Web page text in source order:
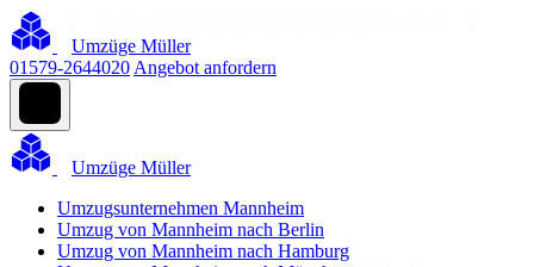
Umzüge Müller
01579-2644020 Angebot anfordern
Umzüge Müller
Umzugsunternehmen Mannheim
Umzug von Mannheim nach Berlin
Umzug von Mannheim nach Hamburg